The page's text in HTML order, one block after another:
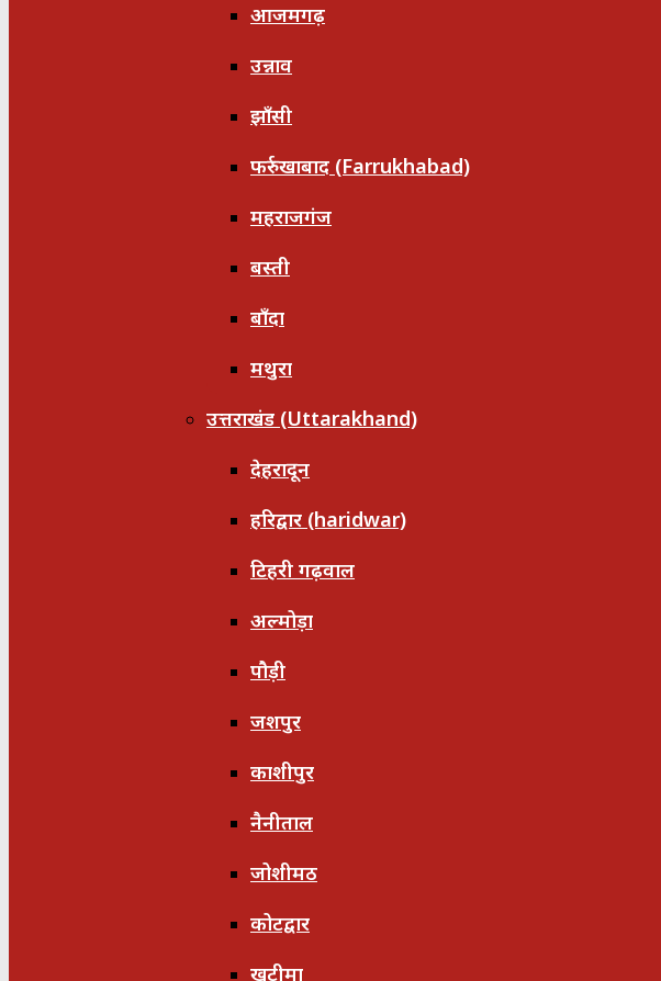
आजमगढ़
उन्नाव
झाँसी
फर्रुखाबाद (Farrukhabad)
महराजगंज
बस्ती
बाँदा
मथुरा
उत्तराखंड (Uttarakhand)
देहरादून
हरिद्वार (haridwar)
टिहरी गढ़वाल
अल्मोड़ा
पौड़ी
जशपुर
काशीपुर
नैनीताल
जोशीमठ
कोटद्वार
खटीमा